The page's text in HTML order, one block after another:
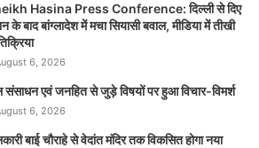
Hasina Press Conference: दिल्ली से दिए
के बाद बांग्लादेश में मचा सियासी बवाल, मीडिया में तीखी
6, 2026
एवं जनहित से जुड़े विषयों पर हुआ विचार-विमर्श
6, 2026
बाई चौराहे से वेदांत मंदिर तक विकसित होगा नया